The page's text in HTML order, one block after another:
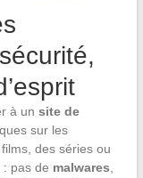
à un site de
sur les
des séries ou
pas de malwares